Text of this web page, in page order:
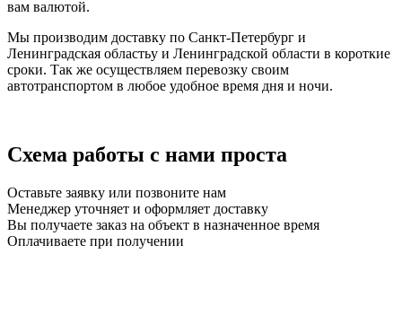
вам валютой.
Мы производим доставку по Санкт-Петербург и
Ленинградская областьу и Ленинградской области в короткие
сроки. Так же осуществляем перевозку своим
автотранспортом в любое удобное время дня и ночи.
Схема работы с нами проста
Оставьте заявку или позвоните нам
Менеджер уточняет и оформляет доставку
Вы получаете заказ на объект в назначенное время
Оплачиваете при получении